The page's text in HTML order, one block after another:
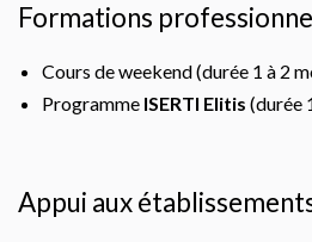
Formations
Cours de weekend (durée 1 à 2
Programme ISERTI Elitis (durée
Appui aux